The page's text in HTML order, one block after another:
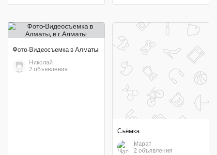
Фото-Видеосъемка в Алматы
Николай
2 объявления
Съёмка
Марат
2 объявления